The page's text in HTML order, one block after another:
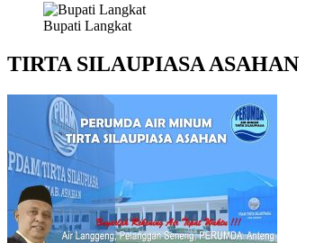
Bupati Langkat
TIRTA SILAUPIASA ASAHAN